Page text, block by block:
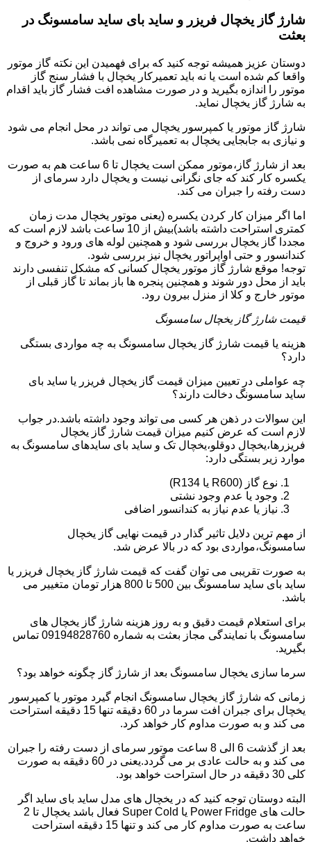
شارژ گاز یخچال فریزر و ساید بای ساید سامسونگ در
بعثت
دوستان عزیز همیشه توجه کنید که برای فهمیدن این نکته گاز موتور
واقعا کم شده است یا نه باید تعمیرکار یخچال با فشار سنج گاز
موتور را اندازه بگیرید و در صورت مشاهده افت فشار گاز باید اقدام
به شارژ گاز یخچال نماید.
شارژ گاز موتور یا کمپرسور یخچال می تواند در محل انجام می شود
و نیازی به جابجایی یخچال به تعمیرگاه نمی باشد.
بعد از شارژ گاز،موتور ممکن است یخچال تا 6 ساعت هم به صورت
یکسره کار کند که جای نگرانی نیست و یخچال دارد سرمای از
دست رفته را جبران می کند.
اما اگر میزان کار کردن یکسره (یعنی موتور یخچال مدت زمان
کمتری استراحت داشته باشد)بیش از 10 ساعت باشد لازم است که
مجددا گاز یخچال بررسی شود و همچنین لوله های ورود و خروج و
کندانسور و حتی اواپراتور یخچال نیز بررسی شود.
توجه! موقع شارژ گاز موتور یخچال کسانی که مشکل تنفسی دارند
باید از محل دور شوند و همچنین پنجره ها باز بماند تا گاز قبلی از
موتور خارج و کلا از منزل بیرون رود.
قیمت شارژ گاز یخچال سامسونگ
هزینه یا قیمت شارژ گاز یخچال سامسونگ به چه مواردی بستگی
دارد؟
چه عواملی در تعیین میزان قیمت گاز یخچال فریزر یا ساید بای
ساید سامسونگ دخالت دارند؟
این سوالات در ذهن هر کسی می تواند وجود داشته باشد.در جواب
لازم است که عرض کنیم میزان قیمت شارژ گاز یخچال
فریزرها،یخچال دوقلو،یخچال تک و ساید بای سایدهای سامسونگ به
موارد زیر بستگی دارد:
نوع گاز (R600 یا R134)
وجود یا عدم وجود نشتی
نیاز یا عدم نیاز به کندانسور اضافی
از مهم ترین دلایل تاثیر گذار در قیمت نهایی گاز یخچال
سامسونگ،مواردی بود که در بالا عرض شد.
به صورت تقریبی می توان گفت که قیمت شارژ گاز یخچال فریزر یا
ساید بای ساید سامسونگ بین 500 تا 800 هزار تومان متغییر می
باشد.
برای استعلام قیمت دقیق و به روز هزینه شارژ گاز یخچال های
سامسونگ با نمایندگی مجاز بعثت به شماره 09194828760 تماس
بگیرید.
سرما سازی یخچال سامسونگ بعد از شارژ گاز چگونه خواهد بود؟
زمانی که شارژ گاز یخچال سامسونگ انجام گیرد موتور یا کمپرسور
یخچال برای جبران افت سرما در 60 دقیقه تنها 15 دقیقه استراحت
می کند و به صورت مداوم کار خواهد کرد.
بعد از گذشت 6 الی 8 ساعت موتور سرمای از دست رفته را جبران
می کند و به حالت عادی بر می گردد.یعنی در 60 دقیقه به صورت
کلی 30 دقیقه در حال استراحت خواهد بود.
البته دوستان توجه کنید که در یخچال های مدل ساید بای ساید اگر
حالت های Power Fridge یا Super Cold فعال باشد یخچال تا 2
ساعت به صورت مداوم کار می کند و تنها 15 دقیقه استراحت
خواهد داشت.